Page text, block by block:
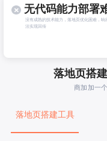
无代码能力部署
没有成熟的技术能力，落地页优化困难，响
法实现回传
落地页搭
商加加一
落地页搭建工具